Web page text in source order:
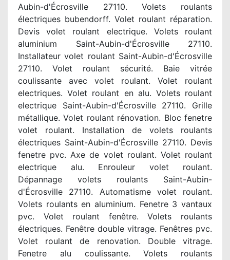
Aubin-d'Écrosville 27110. Volets roulants
électriques bubendorff. Volet roulant réparation.
Devis volet roulant electrique. Volets roulant
aluminium Saint-Aubin-d'Écrosville 27110.
Installateur volet roulant Saint-Aubin-d'Écrosville
27110. Volet roulant sécurité. Baie vitrée
coulissante avec volet roulant. Volet roulant
electriques. Volet roulant en alu. Volets roulant
electrique Saint-Aubin-d'Écrosville 27110. Grille
métallique. Volet roulant rénovation. Bloc fenetre
volet roulant. Installation de volets roulants
électriques Saint-Aubin-d'Écrosville 27110. Devis
fenetre pvc. Axe de volet roulant. Volet roulant
electrique alu. Enrouleur volet roulant.
Dépannage volets roulants Saint-Aubin-
d'Écrosville 27110. Automatisme volet roulant.
Volets roulants en aluminium. Fenetre 3 vantaux
pvc. Volet roulant fenêtre. Volets roulants
électriques. Fenêtre double vitrage. Fenêtres pvc.
Volet roulant de renovation. Double vitrage.
Fenetre alu coulissante. Volets roulants